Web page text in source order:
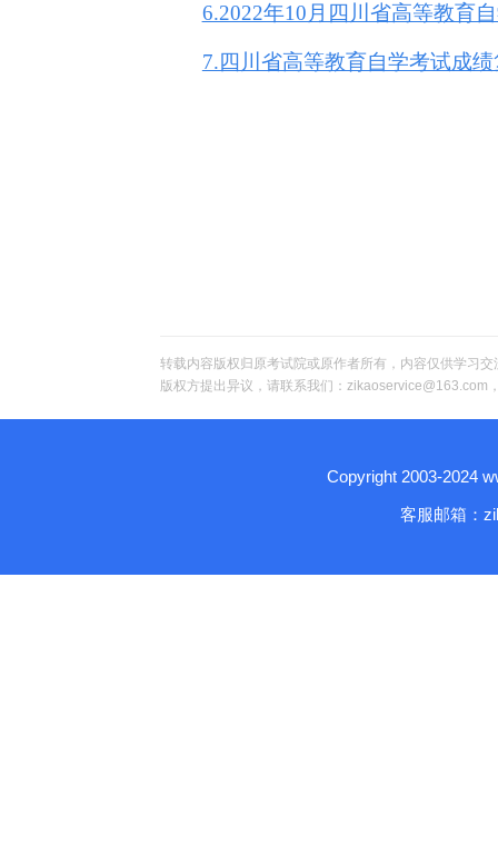
6.2022年10月四川省高等教育
7.四川省高等教育自学考试成
转载内容版权归原考试院或原作者所有，内容仅供学习
版权方提出异议，请联系我们：zikaoservice@163.com
Copyright 2003-2024
客服邮箱：